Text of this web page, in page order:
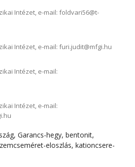
Intézet, e-mail: foldvari56@t-
Intézet, e-mail: furi.judit@mfgi.hu
Intézet, e-mail:
Intézet, e-mail:
Garancs-hegy, bentonit,
eloszlás, kationcsere-